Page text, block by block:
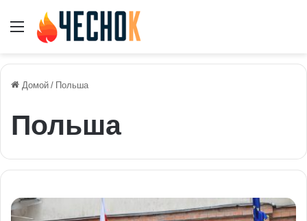
Меню
Домой / Польша
Польша